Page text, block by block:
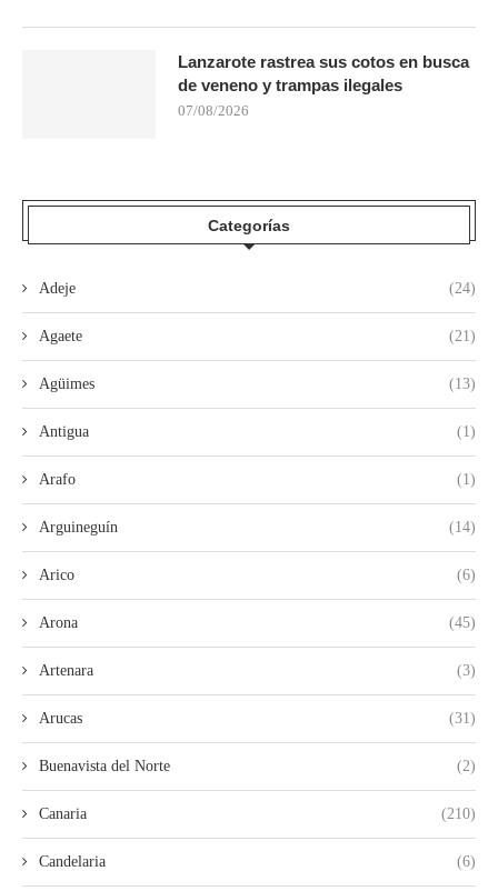
Lanzarote rastrea sus cotos en busca
de veneno y trampas ilegales
07/08/2026
Categorías
Adeje (24)
Agaete (21)
Agüimes (13)
Antigua (1)
Arafo (1)
Arguineguín (14)
Arico (6)
Arona (45)
Artenara (3)
Arucas (31)
Buenavista del Norte (2)
Canaria (210)
Candelaria (6)